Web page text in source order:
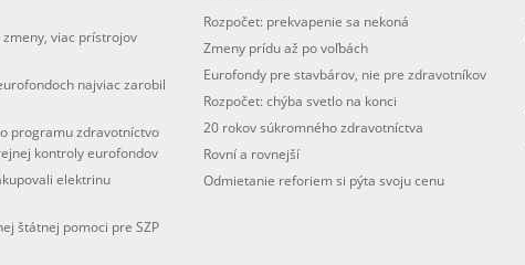
viac prístrojov
najviac zarobil
programu zdravotníctvo
kontroly eurofondov
elektrinu
štátnej pomoci pre SZP
Rozpočet: prekvapenie sa nekoná
Zmeny prídu až po voľbách
Eurofondy pre stavbárov, nie pre zdravotníkov
Rozpočet: chýba svetlo na konci
20 rokov súkromného zdravotníctva
Rovní a rovnejší
Odmietanie reforiem si pýta svoju cenu